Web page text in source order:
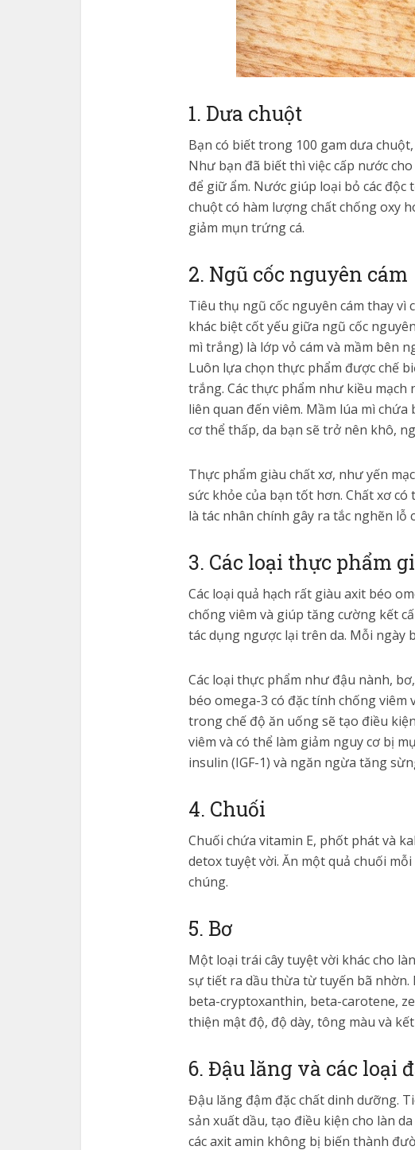
1. Dưa chuột
Bạn có biết trong 100 gam dưa
Như bạn đã biết thì việc cấp nước
để giữ ẩm. Nước giúp loại bỏ các
chuột có hàm lượng chất chống oxy
giảm mụn trứng cá.
2. Ngũ cốc nguyên cám
Tiêu thụ ngũ cốc nguyên cám thay vì
khác biệt cốt yếu giữa ngũ cốc
mì trắng) là lớp vỏ cám và mầm bên
Luôn lựa chọn thực phẩm được chế
trắng. Các thực phẩm như kiều
liên quan đến viêm. Mầm lúa mì
cơ thể thấp, da bạn sẽ trở nên khô,
Thực phẩm giàu chất xơ, như yến
sức khỏe của bạn tốt hơn. Chất xơ
là tác nhân chính gây ra tắc nghẽn lỗ
3. Các loại thực phẩm
Các loại quả hạch rất giàu axit béo
chống viêm và giúp tăng cường kết
tác dụng ngược lại trên da. Mỗi ngày
Các loại thực phẩm như đậu nành,
béo omega-3 có đặc tính chống
trong chế độ ăn uống sẽ tạo điều
viêm và có thể làm giảm nguy cơ bị
insulin (IGF-1) và ngăn ngừa tăng
4. Chuối
Chuối chứa vitamin E, phốt phát và
detox tuyệt vời. Ăn một quả chuối
chúng.
5. Bơ
Một loại trái cây tuyệt vời khác cho
sự tiết ra dầu thừa từ tuyến bã
beta-cryptoxanthin, beta-carotene,
thiện mật độ, độ dày, tông màu và kết
6. Đậu lăng và các loại
Đậu lăng đậm đặc chất dinh dưỡng.
sản xuất dầu, tạo điều kiện cho làn
các axit amin không bị biến thành